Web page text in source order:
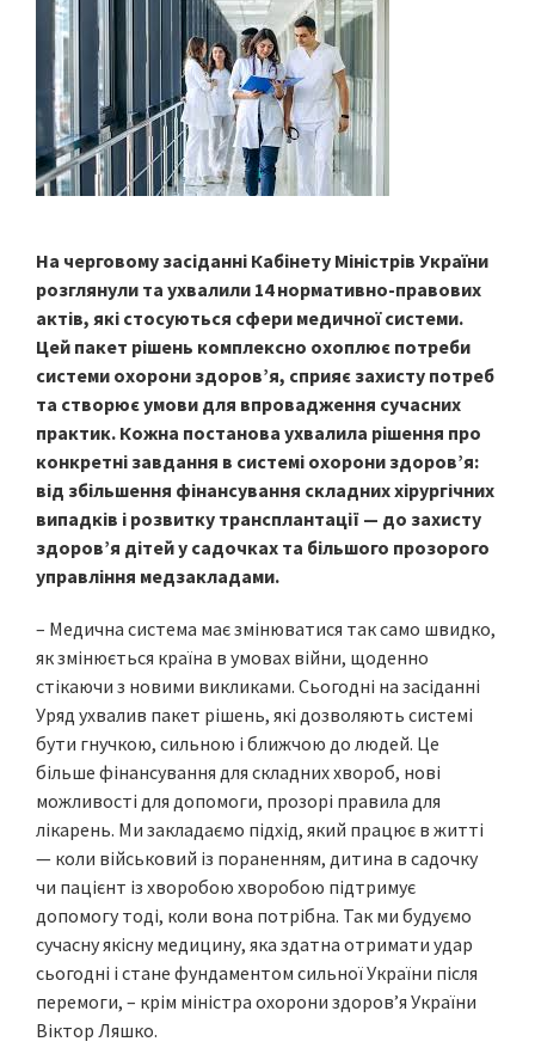
На черговому засіданні Кабінету Міністрів України
розглянули та ухвалили 14 нормативно-правових
актів, які стосуються сфери медичної системи.
Цей пакет рішень комплексно охоплює потреби
системи охорони здоров’я, сприяє захисту потреб
та створює умови для впровадження сучасних
практик. Кожна постанова ухвалила рішення про
конкретні завдання в системі охорони здоров’я:
від збільшення фінансування складних хірургічних
випадків і розвитку трансплантації — до захисту
здоров’я дітей у садочках та більшого прозорого
управління медзакладами.
– Медична система має змінюватися так само швидко,
як змінюється країна в умовах війни, щоденно
стікаючи з новими викликами. Сьогодні на засіданні
Уряд ухвалив пакет рішень, які дозволяють системі
бути гнучкою, сильною і ближчою до людей. Це
більше фінансування для складних хвороб, нові
можливості для допомоги, прозорі правила для
лікарень. Ми закладаємо підхід, який працює в житті
— коли військовий із пораненням, дитина в садочку
чи пацієнт із хворобою хворобою підтримує
допомогу тоді, коли вона потрібна. Так ми будуємо
сучасну якісну медицину, яка здатна отримати удар
сьогодні і стане фундаментом сильної України після
перемоги, – крім міністра охорони здоров’я України
Віктор Ляшко.